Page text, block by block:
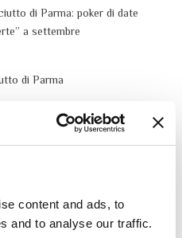
content and ads, to
and to analyse our traffic.
di Parma: poker di date
a settembre
di Parma
di Parma